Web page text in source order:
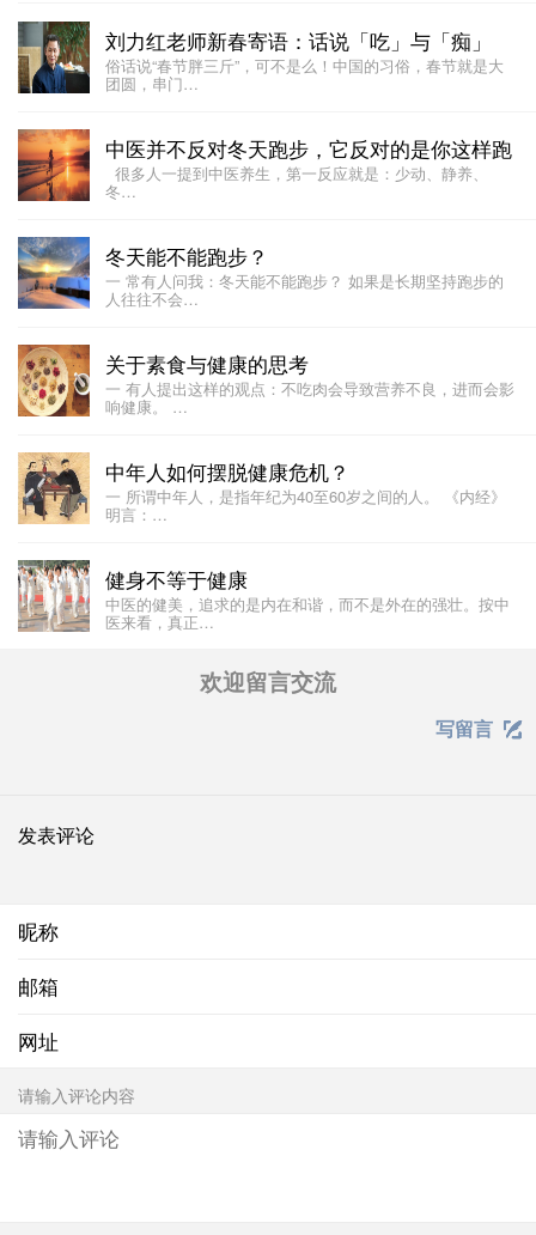
刘力红老师新春寄语：话说「吃」与「痴」
俗话说“春节胖三斤”，可不是么！中国的习俗，春节就是大
团圆，串门…
中医并不反对冬天跑步，它反对的是你这样跑
很多人一提到中医养生，第一反应就是：少动、静养、
冬…
冬天能不能跑步？
一 常有人问我：冬天能不能跑步？ 如果是长期坚持跑步的
人往往不会…
关于素食与健康的思考
一 有人提出这样的观点：不吃肉会导致营养不良，进而会影
响健康。 …
中年人如何摆脱健康危机？
一 所谓中年人，是指年纪为40至60岁之间的人。 《内经》
明言：…
健身不等于健康
中医的健美，追求的是内在和谐，而不是外在的强壮。按中
医来看，真正…
欢迎留言交流
写留言 
发表评论
昵称
邮箱
网址
请输入评论内容